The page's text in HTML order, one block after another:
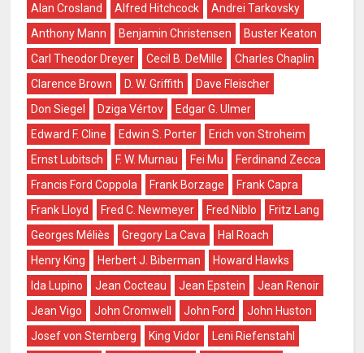
Alan Crosland
Alfred Hitchcock
Andrei Tarkovsky
Anthony Mann
Benjamin Christensen
Buster Keaton
Carl Theodor Dreyer
Cecil B. DeMille
Charles Chaplin
Clarence Brown
D. W. Griffith
Dave Fleischer
Don Siegel
Dziga Vértov
Edgar G. Ulmer
Edward F. Cline
Edwin S. Porter
Erich von Stroheim
Ernst Lubitsch
F. W. Murnau Fei Mu
Ferdinand Zecca
Francis Ford Coppola
Frank Borzage
Frank Capra
Frank Lloyd
Fred C. Newmeyer Fred Niblo
Fritz Lang
Georges Méliès
Gregory La Cava
Hal Roach
Henry King
Herbert J. Biberman
Howard Hawks
Ida Lupino
Jean Cocteau Jean Epstein
Jean Renoir
Jean Vigo
John Cromwell John Ford
John Huston
Josef von Sternberg
King Vidor
Leni Riefenstahl